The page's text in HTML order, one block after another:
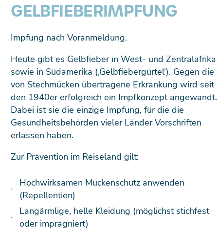
GELBFIEBER­IMPFUNG
Impfung nach Voranmeldung.
Heute gibt es Gelbfieber in West- und Zentralafrika
sowie in Südamerika (‚Gelbfiebergürtel‘). Gegen die
von Stechmücken übertragene Erkrankung wird seit
den 1940er erfolgreich ein Impfkonzept angewandt.
Dabei ist sie die einzige Impfung, für die die
Gesundheitsbehörden vieler Länder Vorschriften
erlassen haben.
Zur Prävention im Reiseland gilt:
Hochwirksamen Mückenschutz anwenden
(Repellentien)
Langärmlige, helle Kleidung (möglichst stichfest
oder imprägniert)